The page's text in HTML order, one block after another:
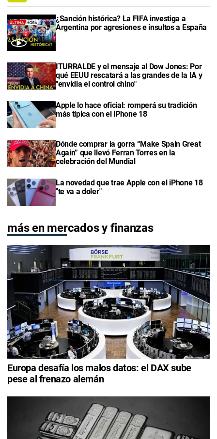
¿Sanción histórica? La FIFA investiga a
Argentina por agresiones e insultos a España
ITURRALDE y el mensaje al Dow Jones: Por
qué EEUU rescatará a las grandes de la IA y
"envidia el control chino"
Apple lo hace oficial: romperá su tradición
más típica con el iPhone 18
Dónde comprar la gorra “Make Spain Great
Again” que llevó Ferran Torres en la
celebración del Mundial
La novedad que trae Apple con el iPhone 18
"te va a doler"
más en mercados y finanzas
Europa desafía los malos datos: el DAX sube
pese al frenazo alemán